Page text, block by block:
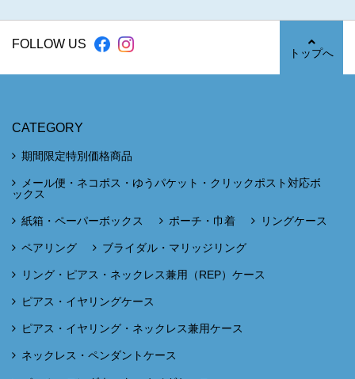
FOLLOW US
トップへ
CATEGORY
期間限定特別価格商品
メール便・ネコポス・ゆうパケット・クリックポスト対応ボ
ックス
紙箱・ペーパーボックス ポーチ・巾着 リングケース
ペアリング ブライダル・マリッジリング
リング・ピアス・ネックレス兼用（REP）ケース
ピアス・イヤリングケース
ピアス・イヤリング・ネックレス兼用ケース
ネックレス・ペンダントケース